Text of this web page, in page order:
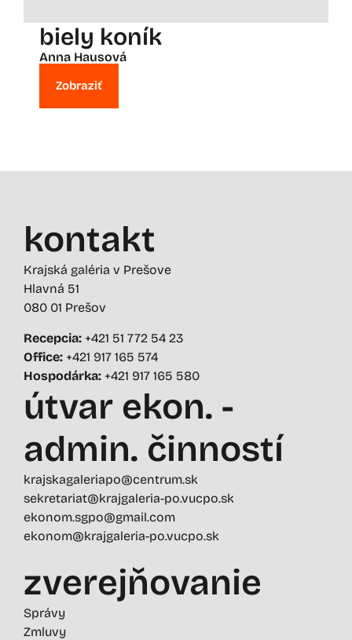
biely koník
Anna Hausová
Zobraziť
kontakt
Krajská galéria v Prešove
Hlavná 51
080 01 Prešov
Recepcia: +421 51 772 54 23
Office: +421 917 165 574
Hospodárka: +421 917 165 580
útvar ekon. -
admin. činností
krajskagaleriapo@centrum.sk
sekretariat@krajgaleria-po.vucpo.sk
ekonom.sgpo@gmail.com
ekonom@krajgaleria-po.vucpo.sk
zverejňovanie
Správy
Zmluvy